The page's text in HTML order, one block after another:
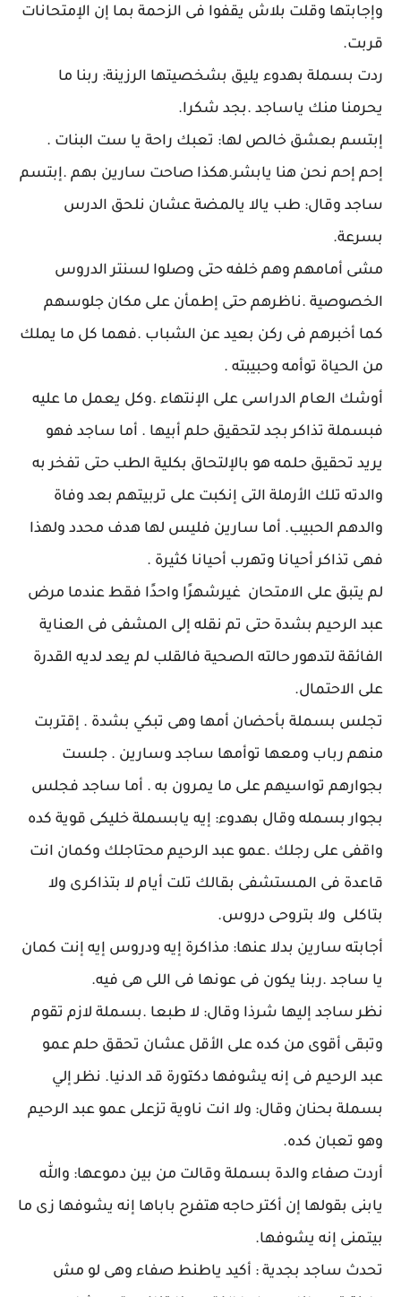
وإجابتها وقلت بلاش يقفوا فى الزحمة بما إن الإمتحانات
قربت.
ردت بسملة بهدوء يليق بشخصيتها الرزينة: ربنا ما
يحرمنا منك ياساجد .بجد شكرا.
إبتسم بعشق خالص لها: تعبك راحة يا ست البنات .
إحم إحم نحن هنا يابشر.هكذا صاحت سارين بهم .إبتسم
ساجد وقال: طب يالا يالمضة عشان نلحق الدرس
بسرعة.
مشى أمامهم وهم خلفه حتى وصلوا لسنتر الدروس
الخصوصية .ناظرهم حتى إطمأن على مكان جلوسهم
كما أخبرهم فى ركن بعيد عن الشباب .فهما كل ما يملك
من الحياة توأمه وحبيبته .
أوشك العام الدراسى على الإنتهاء .وكل يعمل ما عليه
فبسملة تذاكر بجد لتحقيق حلم أبيها . أما ساجد فهو
يريد تحقيق حلمه هو بالإلتحاق بكلية الطب حتى تفخر به
والدته تلك الأرملة التى إنكبت على تربيتهم بعد وفاة
والدهم الحبيب. أما سارين فليس لها هدف محدد ولهذا
فهى تذاكر أحيانا وتهرب أحيانا كثيرة .
لم يتبق على الامتحان غيرشهرًا واحدًا فقط عندما مرض
عبد الرحيم بشدة حتى تم نقله إلى المشفى فى العناية
الفائقة لتدهور حالته الصحية فالقلب لم يعد لديه القدرة
على الاحتمال.
تجلس بسملة بأحضان أمها وهى تبكي بشدة . إقتربت
منهم رباب ومعها توأمها ساجد وسارين . جلست
بجوارهم تواسيهم على ما يمرون به . أما ساجد فجلس
بجوار بسمله وقال بهدوء: إيه يابسملة خليكى قوية كده
واقفى على رجلك .عمو عبد الرحيم محتاجلك وكمان انت
قاعدة فى المستشفى بقالك تلت أيام لا بتذاكرى ولا
بتاكلى ولا بتروحى دروس.
أجابته سارين بدلا عنها: مذاكرة إيه ودروس إيه إنت كمان
يا ساجد .ربنا يكون فى عونها فى اللى هى فيه.
نظر ساجد إليها شرذا وقال: لا طبعا .بسملة لازم تقوم
وتبقى أقوى من كده على الأقل عشان تحقق حلم عمو
عبد الرحيم فى إنه يشوفها دكتورة قد الدنيا. نظر إلي
بسملة بحنان وقال: ولا انت ناوية تزعلى عمو عبد الرحيم
وهو تعبان كده.
أردت صفاء والدة بسملة وقالت من بين دموعها: والله
يابنى بقولها إن أكتر حاجه هتفرح باباها إنه يشوفها زى ما
بيتمنى إنه يشوفها.
تحدث ساجد بجدية : أكيد ياطنط صفاء وهى لو مش